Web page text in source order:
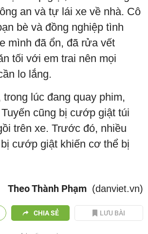
an và tự lái xe về nhà. Cô
bè và đồng nghiệp tình
mình đã ổn, đã rửa vết
tối với em trai nên mọi
lo lắng.
trong lúc đang quay phim,
cũng bị cướp giật túi
trên xe. Trước đó, nhiều
cướp giật khiến cơ thể bị
Theo Thành Phạm (danviet.vn)
CHIA SẺ LƯU BÀI